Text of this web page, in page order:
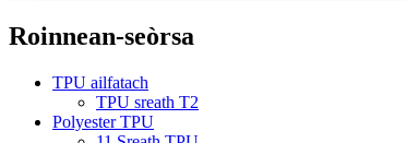
Roinnean-seòrsa
TPU ailfatach
TPU sreath T2
Polyester TPU